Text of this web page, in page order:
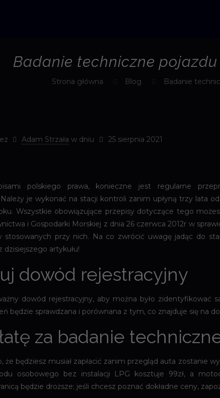
Badanie techniczne
Strona główna Blog Badanie
Adam Strzała w dniu 25 sierpnia 2021
polskiego prawa, konieczne jest regularne
je wykonać na stacji kontroli zanim upłyną trzy lata
Wszystkie obowiązujące przepisy dotyczące tego
i Gospodarki Morskiej z dnia 26 czerwca 2012r w
stosowanych przy nich. Na co zwrócić uwagę jadąc do
dzisiejszego artykułu!
dowód rejestracyjny
dowód rejestracyjny, aby można było zidentyfikować
będzie sprawdzana i porównana z tym, co znajduje się na
za badanie
że będziesz musiał zapłacić zanim przegląd auta zostanie
osobowego bez instalacji LPG kosztuje 99zł, a
będzie droższe; jeśli chcesz poznać dokładne ceny,